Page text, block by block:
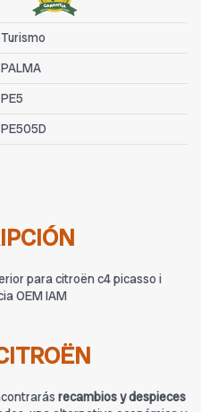
Turismo
PALMA
PE5
PE505D
para citroën c4 picasso i
OEM IAM
recambios y despieces